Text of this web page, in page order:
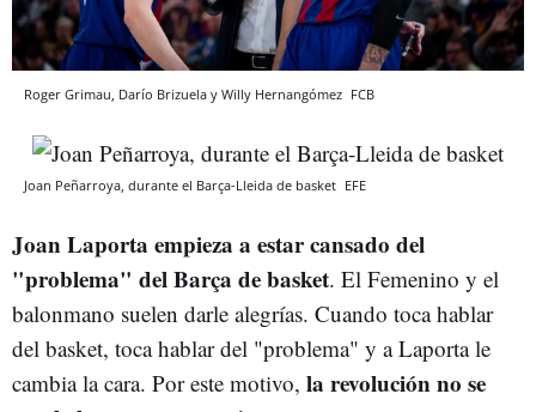
Roger Grimau, Darío Brizuela y Willy Hernangómez FCB
Joan Peñarroya, durante el Barça-Lleida de basket EFE
Joan Laporta empieza a estar cansado del
"problema" del Barça de basket. El Femenino y el
balonmano suelen darle alegrías. Cuando toca hablar
del basket, toca hablar del "problema" y a Laporta le
cambia la cara. Por este motivo, la revolución no se